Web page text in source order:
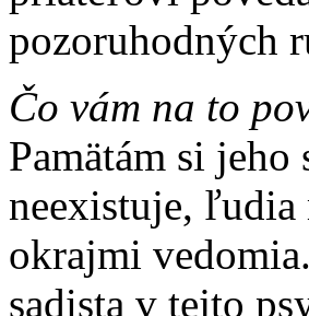
pozoruhodných
Čo vám na to
Pamätám si
neexistuje, ľudia
okrajmi
sadista v tejto